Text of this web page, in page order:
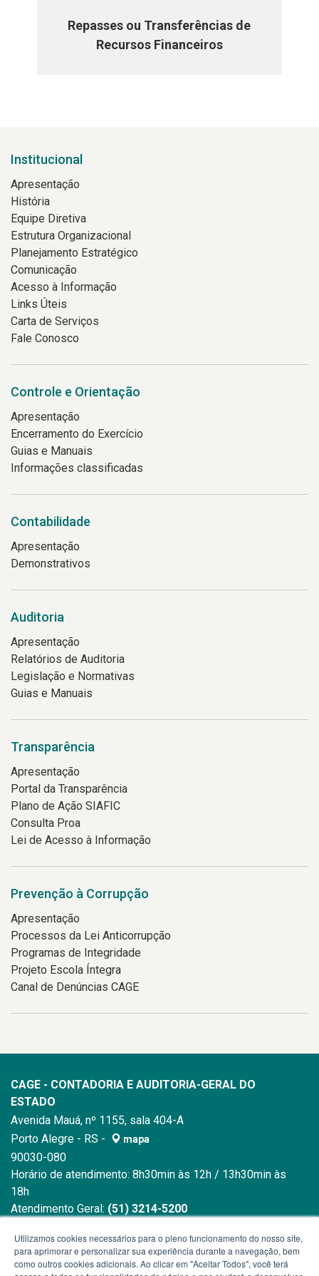
Repasses ou Transferências de
Recursos Financeiros
Institucional
Apresentação
História
Equipe Diretiva
Estrutura Organizacional
Planejamento Estratégico
Comunicação
Acesso à Informação
Links Úteis
Carta de Serviços
Fale Conosco
Controle e Orientação
Apresentação
Encerramento do Exercício
Guias e Manuais
Informações classificadas
Contabilidade
Apresentação
Demonstrativos
Auditoria
Apresentação
Relatórios de Auditoria
Legislação e Normativas
Guias e Manuais
Transparência
Apresentação
Portal da Transparência
Plano de Ação SIAFIC
Consulta Proa
Lei de Acesso à Informação
Prevenção à Corrupção
Apresentação
Processos da Lei Anticorrupção
Programas de Integridade
Projeto Escola Íntegra
Canal de Denúncias CAGE
CAGE - CONTADORIA E AUDITORIA-GERAL DO
ESTADO
Avenida Mauá, nº 1155, sala 404-A
Porto Alegre - RS -
mapa
90030-080
Horário de atendimento: 8h30min às 12h / 13h30min às
18h
Atendimento Geral: (51) 3214-5200
Utilizamos cookies necessários para o pleno funcionamento do nosso site,
para aprimorar e personalizar sua experiência durante a navegação, bem
como outros cookies adicionais. Ao clicar em "Aceitar Todos", você terá